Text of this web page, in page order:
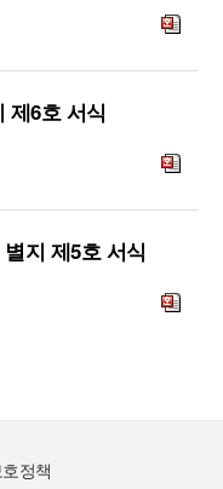
제6호 서식
지 제5호 서식
정책